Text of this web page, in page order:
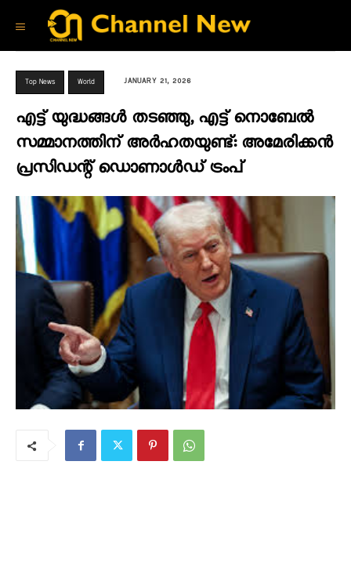
Top News World JANUARY 21, 2026
എട്ട് യുദ്ധങ്ങൾ തടഞ്ഞു, എട്ട് നൊബേൽ
സമ്മാനത്തിന് അർഹതയുണ്ട്: അമേരിക്കൻ
പ്രസിഡന്റ് ഡൊണാൾഡ് ട്രംപ്